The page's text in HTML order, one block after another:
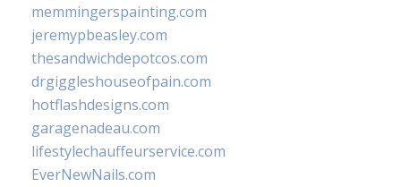
memmingerspainting.com
jeremypbeasley.com
thesandwichdepotcos.com
drgiggleshouseofpain.com
hotflashdesigns.com
garagenadeau.com
lifestylechauffeurservice.com
EverNewNails.com